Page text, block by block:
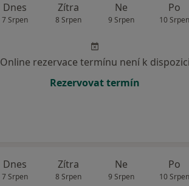
Dnes
7 Srpen
Zítra
8 Srpen
Ne
9 Srpen
Po
10 Srpen
Online rezervace termínu není k dispozici
Rezervovat termín
Dnes
7 Srpen
Zítra
8 Srpen
Ne
9 Srpen
Po
10 Srpen